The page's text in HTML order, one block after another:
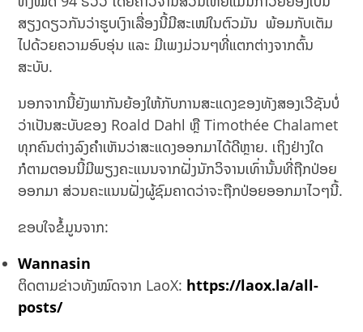
ສຽງດຽວກັນວ່າຮູບເງົາເລື່ອງນີ້ມີສະເໜ່ໃນຕົວມັນ ພ້ອມກັບເຕັມ
ໄປດ້ວຍຄວາມອົບອຸ່ນ ແລະ ມີເພງມ່ວນໆທີ່ແຕກຕ່າງຈາກຕົ້ນ
ສະບັບ.
ນອກຈາກນີ້ຍັງພາກັນຍ້ອງໃຫ້ກັບການສະແດງຂອງທັງສອງເວີຊັນບໍ່
ວ່າເປັນສະບັບຂອງ Roald Dahl ຫຼື Timothée Chalamet
ທຸກຄົນຕ່າງລົງຄຳເຫັນວ່າສະແດງອອກມາໄດ້ດີຫຼາຍ. ເຖິງຢ່າງໃດ
ກໍຕາມຕອນນີ້ມີພຽງຄະແນນຈາກຝັ່ງນັກວິຈານເທົ່ານັ້ນທີ່ຖືກປ່ອຍ
ອອກມາ ສ່ວນຄະແນນຝັ່ງຜູ້ຊົມຄາດວ່າຈະຖືກປ່ອຍອອກມາໄວໆນີ້.
ຂອບໃຈຂໍ້ມູນຈາກ:
Wannasin
ຕິດຕາມຂ່າວທັງໝົດຈາກ LaoX: https://laox.la/all-
posts/